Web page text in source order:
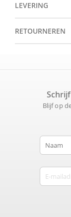
LEVERING
RETOURNEREN
Blijf op